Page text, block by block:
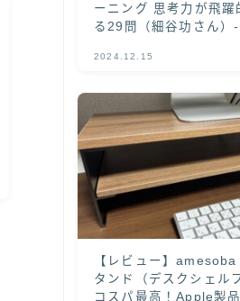
ーニング 思考力が飛躍
る29問（細谷功さん）
ススメ！-
2024.12.15
【レビュー】amesoba
タンド（デスクシェル
コスパ最高！Apple製品